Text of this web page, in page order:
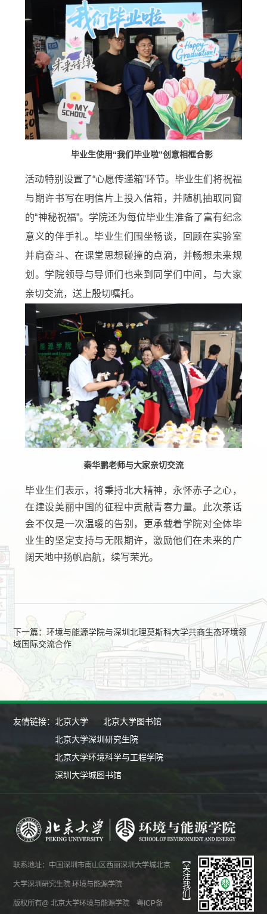
毕业生使用“我们毕业啦”创意相框合影
活动特别设置了“心愿传递箱”环节。毕业生们将祝福
与期许书写在明信片上投入信箱，并随机抽取同窗
的“神秘祝福”。学院还为每位毕业生准备了富有纪念
意义的伴手礼。毕业生们围坐畅谈，回顾在实验室
并肩奋斗、在课堂思想碰撞的点滴，并畅想未来规
划。学院领导与导师们也来到同学们中间，与大家
亲切交流，送上殷切嘱托。
秦华鹏老师与大家亲切交流
毕业生们表示，将秉持北大精神，永怀赤子之心，
在建设美丽中国的征程中贡献青春力量。此次茶话
会不仅是一次温暖的告别，更承载着学院对全体毕
业生的坚定支持与无限期许，激励他们在未来的广
阔天地中扬帆启航，续写荣光。
下一篇：环境与能源学院与深圳北理莫斯科大学共商生态环境领
域国际交流合作
友情链接：北京大学
北京大学图书馆
北京大学深圳研究生院
北京大学环境科学与工程学院
深圳大学城图书馆
联系地址：中国深圳市南山区西丽深圳大学城北京
大学深圳研究生院 环境与能源学院
版权所有@ 北京大学环境与能源学院 粤ICP备 【关注我们】